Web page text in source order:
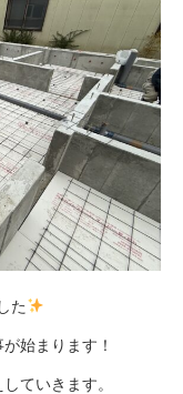
た
始まります！
ていきます。